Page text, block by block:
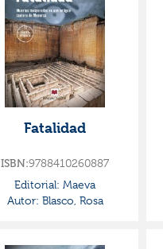
Fatalidad
ISBN:9788410260887
Editorial: Maeva
Autor: Blasco, Rosa